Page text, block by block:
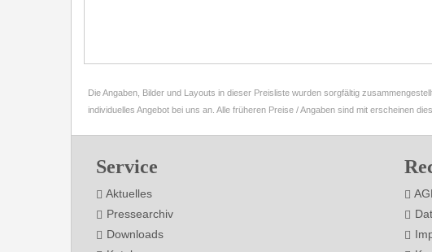
Die Angaben, Bilder und Layouts in dieser Preisliste wurden sorgfältig
individuelles Angebot bei uns an. Alle früheren Preise / Angaben sind mit erscheinen
Service
Aktuelles
Pressearchiv
Downloads